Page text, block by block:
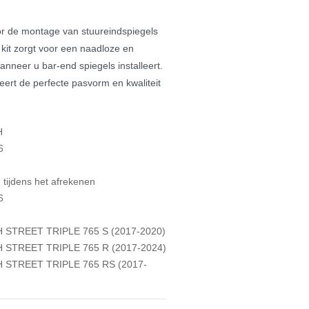
de montage van stuureindspiegels
zorgt voor een naadloze en
u bar-end spiegels installeert.
de perfecte pasvorm en kwaliteit
tijdens het afrekenen
STREET TRIPLE 765 S (2017-2020)
STREET TRIPLE 765 R (2017-2024)
STREET TRIPLE 765 RS (2017-